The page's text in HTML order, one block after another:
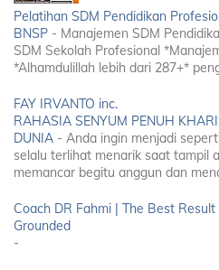
Pelatihan SDM Pendidikan
BNSP - Manajemen SDM
SDM Sekolah Profesional
*Alhamdulillah lebih dari 287+*
FAY IRVANTO inc.
RAHASIA SENYUM PENUH
DUNIA - Anda ingin menjadi
selalu terlihat menarik saat tampil
memancar begitu anggun dan
Coach DR Fahmi | The Best
Grounded
-